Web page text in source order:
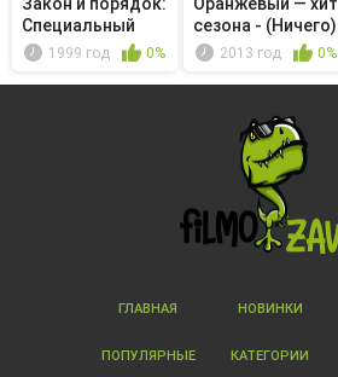
Специальный
корпус -...
1999 год 0%
сезона - (Ничего)
не ...2013 год 0%
ГЛАВНАЯ НОВИНКИ
ПОПУЛЯРНЫЕ КАТЕГОРИИ